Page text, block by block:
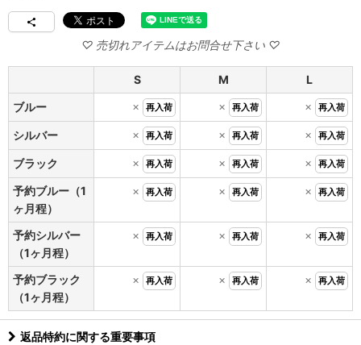
S M
L
ブルー
× 再入荷 × 再入荷 × 再入荷
シルバー × 再入荷 × 再入荷 × 再入荷
ブラック × 再入荷 × 再入荷 × 再入荷
予約ブルー（1
ヶ月程）
× 再入荷 × 再入荷 × 再入荷
予約シルバー
（1ヶ月程）
× 再入荷 × 再入荷 × 再入荷
予約ブラック
（1ヶ月程）
× 再入荷 × 再入荷 × 再入荷
返品特約に関する重要事項